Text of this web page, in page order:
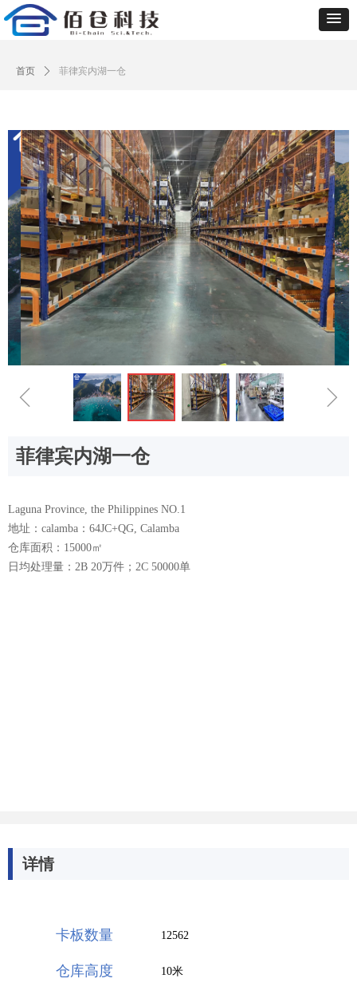
首页 ꄲ 菲律宾内湖一仓
ꁆ ꁇ
Laguna Province, the Philippines NO.1
地址：calamba：64JC+QG, Calamba
仓库面积：15000㎡
日均处理量：2B 20万件；2C 50000单
菲律宾内湖一仓
详情
卡板数量 12562
仓库高度 10米